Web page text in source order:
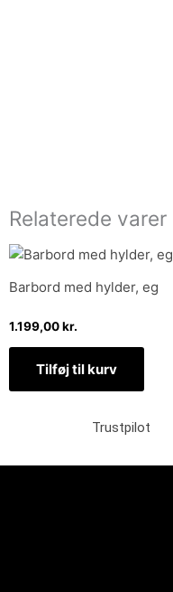
Relaterede varer
Barbord med hylder, eg
1.199,00kr.
Tilføj til kurv
Trustpilot